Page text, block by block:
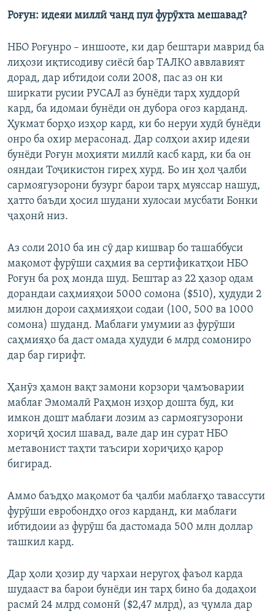
Роғун: идеяи миллӣ чанд пул фурӯхта мешавад?
НБО Роғунро – иншооте, ки дар бештари маврид ба
лиҳози иқтисодиву сиёсӣ бар ТАЛКО аввлавият
дорад, дар ибтидои соли 2008, пас аз он ки
ширкати русии РУСАЛ аз бунёди тарҳ худдорӣ
кард, ба идомаи бунёди он дубора оғоз карданд.
Ҳукмат борҳо изҳор кард, ки бо неруи худӣ бунёди
онро ба охир мерасонад. Дар солҳои ахир идеяи
бунёди Роғун моҳияти миллӣ касб кард, ки ба он
ояндаи Тоҷикистон гиреҳ хурд. Бо ин ҳол ҷалби
сармоягузорони бузург барои тарҳ муяссар нашуд,
ҳатто баъди ҳосил шудани хулосаи мусбати Бонки
ҷаҳонӣ низ.
Аз соли 2010 ба ин сӯ дар кишвар бо ташаббуси
мақомот фурӯши саҳмия ва сертификатҳои НБО
Роғун ба роҳ монда шуд. Бештар аз 22 ҳазор одам
дорандаи саҳмияҳои 5000 сомона ($510), ҳудуди 2
милюн дорои саҳмияҳои содаи (100, 500 ва 1000
сомона) шуданд. Маблағи умумии аз фурӯши
саҳмияҳо ба даст омада ҳудуди 6 млрд сомониро
дар бар гирифт.
Ҳанӯз ҳамон вақт замони корзори ҷамъоварии
маблағ Эмомалӣ Раҳмон изҳор дошта буд, ки
имкон дошт маблағи лозим аз сармоягузорони
хориҷӣ ҳосил шавад, вале дар ин сурат НБО
метавонист таҳти таъсири хориҷиҳо қарор
бигирад.
Аммо баъдҳо мақомот ба ҷалби маблағҳо тавассути
фурӯши евробондҳо оғоз карданд, ки маблағи
ибтидоии аз фурӯш ба дастомада 500 млн доллар
ташкил кард.
Дар ҳоли ҳозир ду чархаи неругоҳ фаъол карда
шудааст ва барои бунёди ин тарҳ бино ба додаҳои
расмӣ 24 млрд сомонӣ ($2,47 млрд), аз ҷумла дар